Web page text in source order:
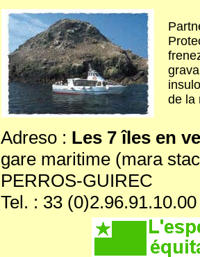
de la
Adreso : Les 7 îles en
gare maritime (mara
PERROS-GUIREC
Tel. : 33